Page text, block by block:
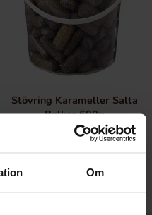
Om
Stövring Karameller Salta
Balkar 600g